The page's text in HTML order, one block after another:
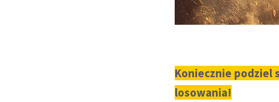
Koniecznie podziel
losowania!